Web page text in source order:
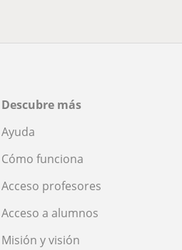
Descubre más
Ayuda
Cómo funciona
Acceso profesores
Acceso a alumnos
Misión y visión